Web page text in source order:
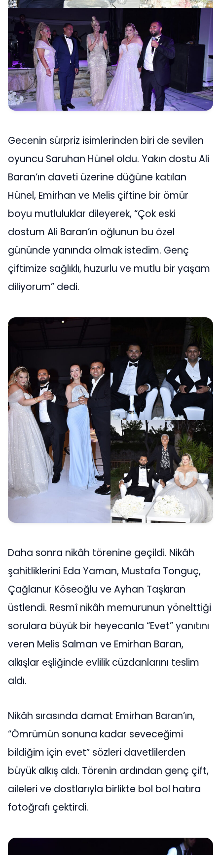
Gecenin sürpriz isimlerinden biri de sevilen
oyuncu Saruhan Hünel oldu. Yakın dostu Ali
Baran’ın daveti üzerine düğüne katılan
Hünel, Emirhan ve Melis çiftine bir ömür
boyu mutluluklar dileyerek, “Çok eski
dostum Ali Baran’ın oğlunun bu özel
gününde yanında olmak istedim. Genç
çiftimize sağlıklı, huzurlu ve mutlu bir yaşam
diliyorum” dedi.
Daha sonra nikâh törenine geçildi. Nikâh
şahitliklerini Eda Yaman, Mustafa Tonguç,
Çağlanur Köseoğlu ve Ayhan Taşkıran
üstlendi. Resmî nikâh memurunun yönelttiği
sorulara büyük bir heyecanla “Evet” yanıtını
veren Melis Salman ve Emirhan Baran,
alkışlar eşliğinde evlilik cüzdanlarını teslim
aldı.
Nikâh sırasında damat Emirhan Baran’ın,
“Ömrümün sonuna kadar seveceğimi
bildiğim için evet” sözleri davetlilerden
büyük alkış aldı. Törenin ardından genç çift,
aileleri ve dostlarıyla birlikte bol bol hatıra
fotoğrafı çektirdi.